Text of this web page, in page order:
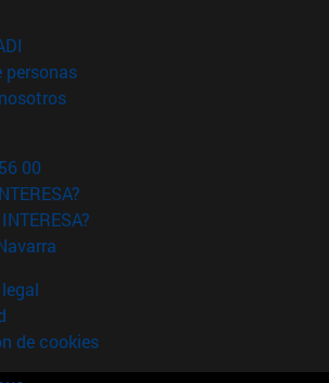
en nueva ventana)
personas(abre en nueva ventana)
(abre en nueva ventana)
00
de cookies